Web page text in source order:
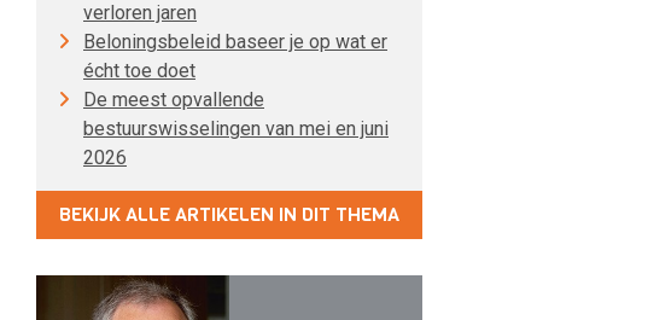
verloren jaren
Beloningsbeleid baseer je op wat er
écht toe doet
De meest opvallende
bestuurswisselingen van mei en juni
2026
BEKIJK ALLE ARTIKELEN IN DIT THEMA